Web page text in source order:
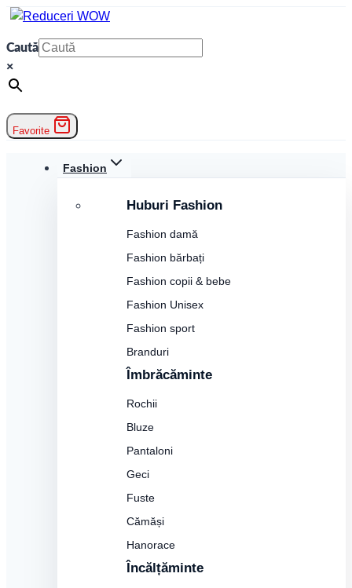
Skip
content
Caută
×
Favorite
Fashion
Huburi Fashion
Fashion damă
Fashion bărbați
Fashion copii & bebe
Fashion Unisex
Fashion sport
Branduri
Îmbrăcăminte
Rochii
Bluze
Pantaloni
Geci
Fuste
Cămăși
Hanorace
Încălțăminte